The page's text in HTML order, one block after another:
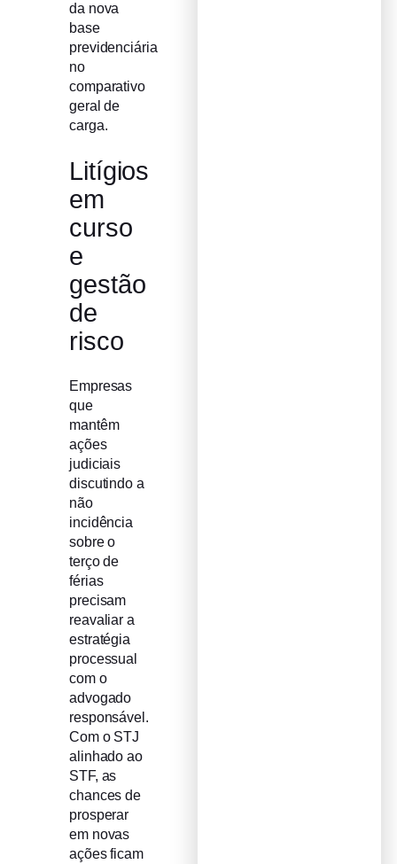
da nova
base
previdenciária
no
comparativo
geral de
carga.
Litígios
em
curso
e
gestão
de
risco
Empresas
que
mantêm
ações
judiciais
discutindo a
não
incidência
sobre o
terço de
férias
precisam
reavaliar a
estratégia
processual
com o
advogado
responsável.
Com o STJ
alinhado ao
STF, as
chances de
prosperar
em novas
ações ficam